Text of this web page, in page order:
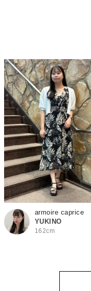
armoire caprice
YUKINO
162cm